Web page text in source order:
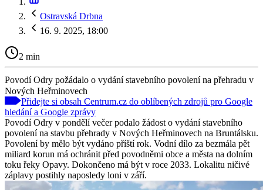
Ostravská Drbna
16. 9. 2025, 18:00
2 min
Povodí Odry požádalo o vydání stavebního povolení na přehradu v
Nových Heřminovech
Přidejte si obsah Centrum.cz do oblíbených zdrojů pro Google
hledání a Google zprávy
Povodí Odry v pondělí večer podalo žádost o vydání stavebního
povolení na stavbu přehrady v Nových Heřminovech na Bruntálsku.
Povolení by mělo být vydáno příští rok. Vodní dílo za bezmála pět
miliard korun má ochránit před povodněmi obce a města na dolním
toku řeky Opavy. Dokončeno má být v roce 2033. Lokalitu ničivé
záplavy postihly naposledy loni v září.